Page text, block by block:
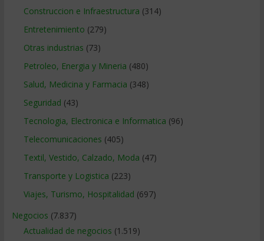
Construccion e Infraestructura (314)
Entretenimiento (279)
Otras industrias (73)
Petroleo, Energia y Mineria (480)
Salud, Medicina y Farmacia (348)
Seguridad (43)
Tecnologia, Electronica e Informatica (96)
Telecomunicaciones (405)
Textil, Vestido, Calzado, Moda (47)
Transporte y Logistica (223)
Viajes, Turismo, Hospitalidad (697)
Negocios (7.837)
Actualidad de negocios (1.519)